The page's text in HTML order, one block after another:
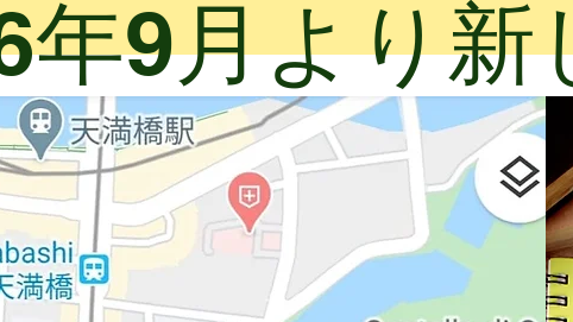
年9月より